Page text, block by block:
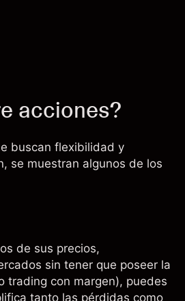
acciones?
buscan flexibilidad y
se muestran algunos de los
de sus precios,
sin tener que poseer la
trading con margen), puedes
tanto las pérdidas como